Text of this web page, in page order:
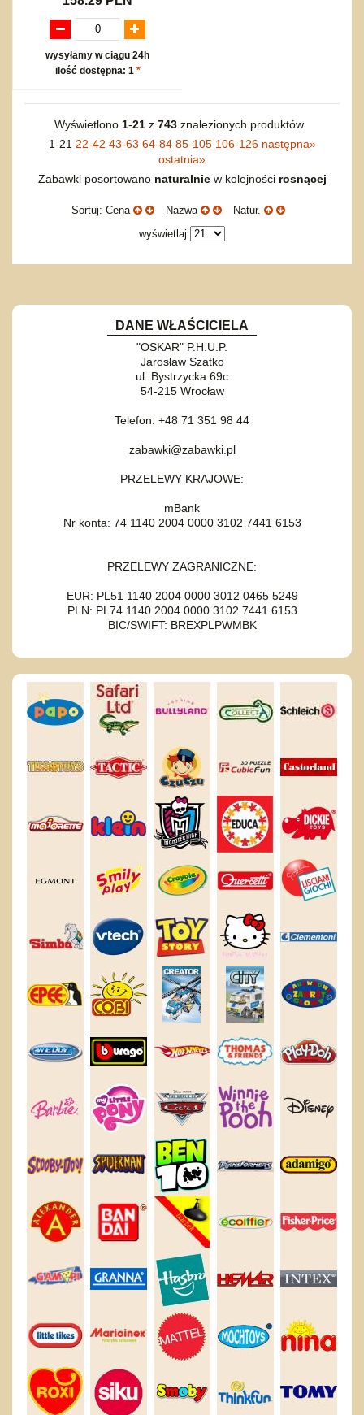
wysyłamy w ciągu 24h
ilość dostępna: 1 *
Wyświetlono 1-21z 743znalezionych produktów
1-21 22-42 43-63 64-84 85-105 106-126 następna»
ostatnia»
Zabawki posortowano naturalniew kolejności rosnącej
Sortuj: Cena Nazwa
Natur.
wyświetlaj
DANE WŁAŚCICIELA
"OSKAR" P.H.U.P.
Jarosław Szatko
ul. Bystrzycka 69c
54-215 Wrocław
Telefon: +48 71 351 98 44
zabawki@zabawki.pl
PRZELEWY KRAJOWE:
mBank
Nr konta: 74 1140 2004 0000 3102 7441 6153
PRZELEWY ZAGRANICZNE:
EUR: PL51 1140 2004 0000 3012 0465 5249
PLN: PL74 1140 2004 0000 3102 7441 6153
BIC/SWIFT: BREXPLPWMBK